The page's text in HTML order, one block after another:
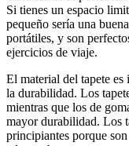
Si tienes un espacio
pequeño sería una
portátiles, y son
ejercicios de viaje.
El material del tapete
la durabilidad. Los
mientras que los de
mayor durabilidad. Los
principiantes porque